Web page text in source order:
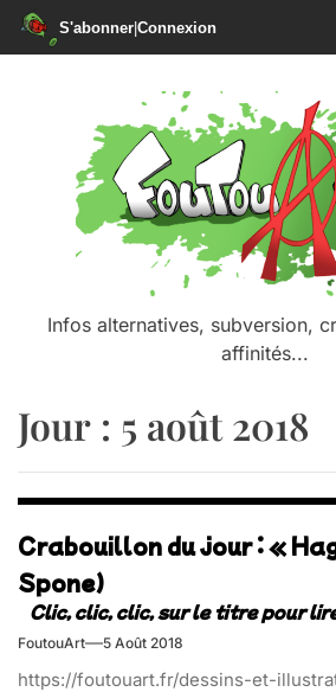
S'abonner|Connexion
Infos alternatives, subversion,
affinités...
Jour : 5 août 2018
Crabouillon du jour : «
Spone)
FoutouArt 5 Août 2018
https://foutouart.fr/dessins-et-